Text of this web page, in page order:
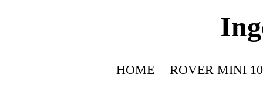
HOME ROVER MINI